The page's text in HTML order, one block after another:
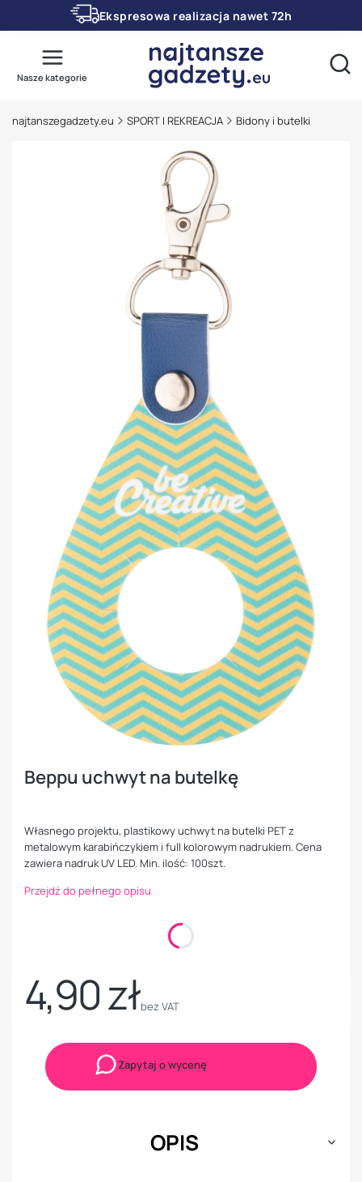
Ekspresowa realizacja nawet 72h
Nasze kategorie
najtanszegadzety.eu SPORT I REKREACJA Bidony i butelki
Beppu uchwyt na butelkę
Własnego projektu, plastikowy uchwyt na butelki PET z
metalowym karabińczykiem i full kolorowym nadrukiem. Cena
zawiera nadruk UV LED. Min. ilość: 100szt.
Przejdź do pełnego opisu
Cena
4,90 złbez VAT
Zapytaj o wycenę
OPIS